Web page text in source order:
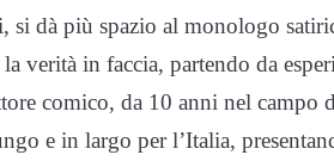
si dà più spazio al monologo
la verità in faccia, partendo da
comico, da 10 anni nel
e in largo per l’Italia,